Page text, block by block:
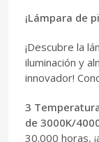
¡Lámpara de
¡Descubre la
iluminación y
innovador!
3
de 3000K/
30.000 horas,